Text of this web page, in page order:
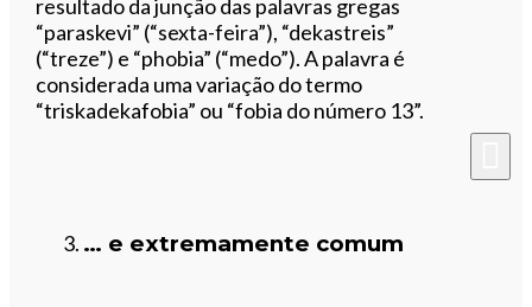
resultado da junção das palavras gregas
“paraskevi” (“sexta-feira”), “dekastreis”
(“treze”) e “phobia” (“medo”). A palavra é
considerada uma variação do termo
“triskadekafobia” ou “fobia do número 13”.
… e extremamente comum